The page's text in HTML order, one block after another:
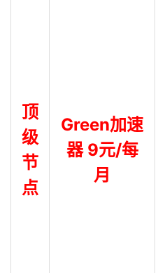
顶
级
节
点
Green加速
器 9元/每
月